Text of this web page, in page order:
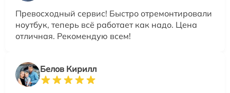
Превосходный сервис! Быстро отремонтировали
ноутбук, теперь всё работает как надо. Цена
отличная. Рекомендую всем!
Белов Кирилл